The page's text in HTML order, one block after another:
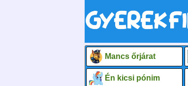
Mancs őrjárat
Én kicsi pónim